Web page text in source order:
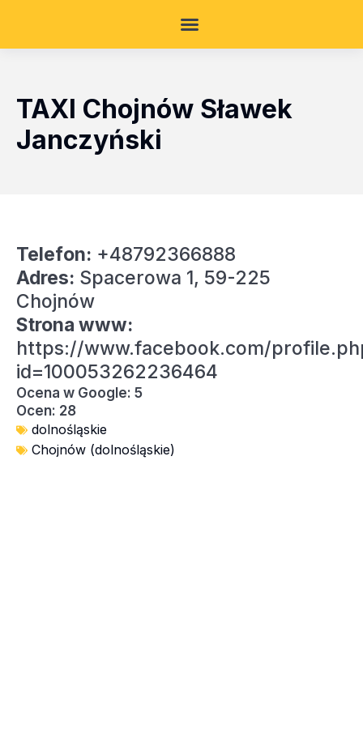
TAXI Chojnów Sławek
Janczyński
Telefon: +48792366888
Adres: Spacerowa 1, 59-225
Chojnów
Strona www:
https://www.facebook.com/
id=100053262236464
Ocena w Google: 5
Ocen: 28
dolnośląskie
Chojnów (dolnośląskie)